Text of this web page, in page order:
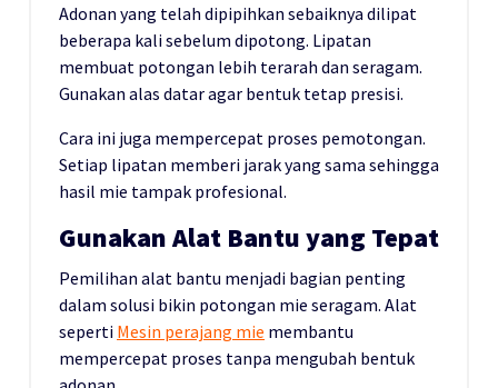
Adonan yang telah dipipihkan sebaiknya dilipat
beberapa kali sebelum dipotong. Lipatan
membuat potongan lebih terarah dan seragam.
Gunakan alas datar agar bentuk tetap presisi.
Cara ini juga mempercepat proses pemotongan.
Setiap lipatan memberi jarak yang sama sehingga
hasil mie tampak profesional.
Gunakan Alat Bantu yang Tepat
Pemilihan alat bantu menjadi bagian penting
dalam solusi bikin potongan mie seragam. Alat
seperti Mesin perajang mie membantu
mempercepat proses tanpa mengubah bentuk